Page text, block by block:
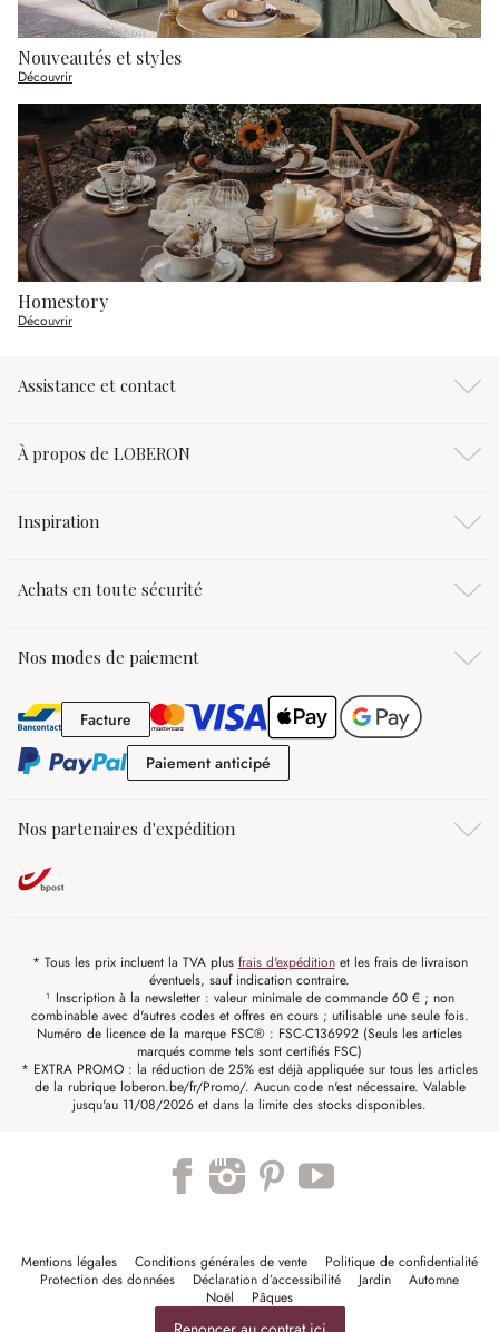
Nouveautés et styles
Découvrir
Homestory
Découvrir
Assistance et contact
À propos de LOBERON
Inspiration
Achats en toute sécurité
Nos modes de paiement
FactureFacture
Paiement anticipé
Nos partenaires d'expédition
* Tous les prix incluent la TVA plus frais d'expéditionet les frais de livraison
éventuels, sauf indication contraire.
¹ Inscription à la newsletter : valeur minimale de commande 60 € ; non
combinable avec d'autres codes et offres en cours ; utilisable une seule fois.
Numéro de licence de la marque FSC® : FSC-C136992 (Seuls les articles
marqués comme tels sont certifiés FSC)
* EXTRA PROMO : la réduction de 25% est déjà appliquée sur tous les articles
de la rubrique loberon.be/fr/Promo/. Aucun code n'est nécessaire. Valable
jusqu'au 11/08/2026 et dans la limite des stocks disponibles.
Mentions légales Conditions générales de vente
Politique de confidentialité
Protection des données
Déclaration d’accessibilité Jardin
Automne
Noël
Pâques